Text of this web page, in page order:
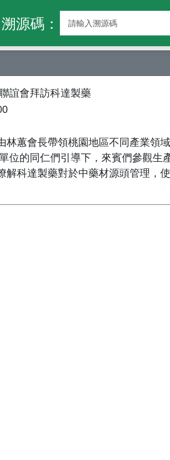
溯源碼：
誼會拜訪科達製藥
林蕙會長帶領桃園地區不同產業領
位的同仁們引導下，來賓們參觀生
解科達製藥對於中藥材源頭管理，